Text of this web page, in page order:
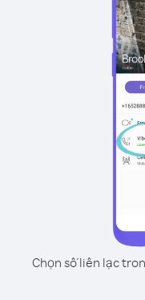
Chọn số liên lạc